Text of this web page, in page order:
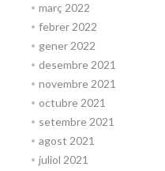
març 2022
febrer 2022
gener 2022
desembre 2021
novembre 2021
octubre 2021
setembre 2021
agost 2021
juliol 2021